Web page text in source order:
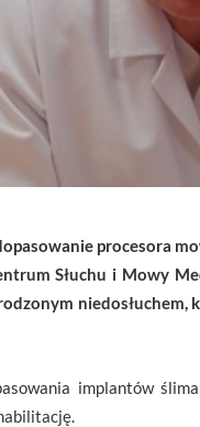
procesora
Słuchu i Mowy
niedosłuchem,
implantów